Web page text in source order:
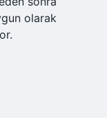
olarak